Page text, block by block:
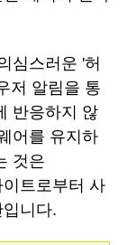
심스러운 '허
저 알림을 통
반응하지 않
어를 유지하
것은
트로부터 사
니다.